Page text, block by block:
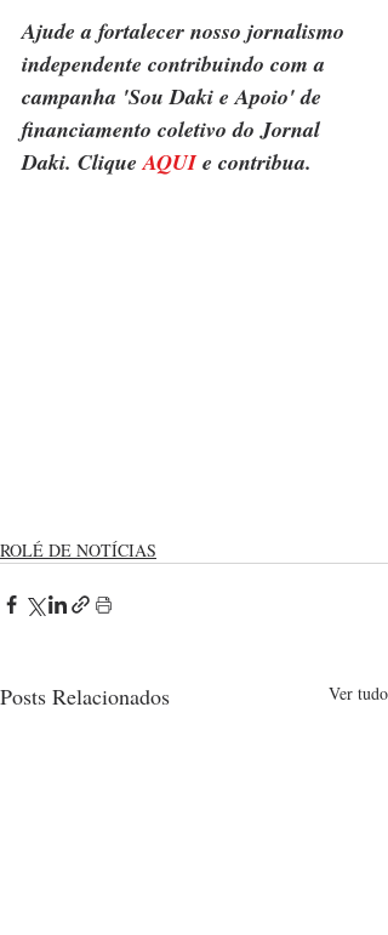
Ajude a fortalecer nosso jornalismo
independente contribuindo com a
campanha 'Sou Daki e Apoio' de
financiamento coletivo do Jornal
Daki. Clique AQUI e contribua.
ROLÉ DE NOTÍCIAS
Posts Relacionados Ver tudo